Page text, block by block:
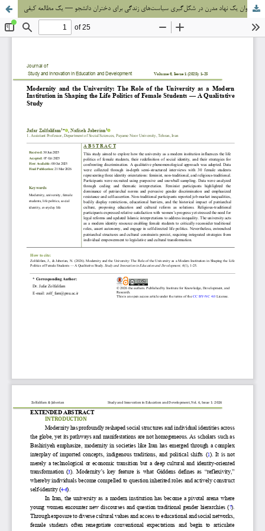
مدرنیته و دانشگاه: نقش دانشگاه به عنوان یک نهاد مدرن در شکل‌گیری سیاست‌های زندگی برای دختران دانشجو — یک مطالعه کیفی